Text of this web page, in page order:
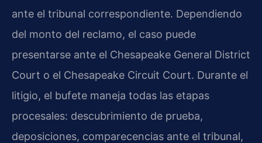
ante el tribunal correspondiente. Dependiendo
del monto del reclamo, el caso puede
presentarse ante el Chesapeake General District
Court o el Chesapeake Circuit Court. Durante el
litigio, el bufete maneja todas las etapas
procesales: descubrimiento de prueba,
deposiciones, comparecencias ante el tribunal,